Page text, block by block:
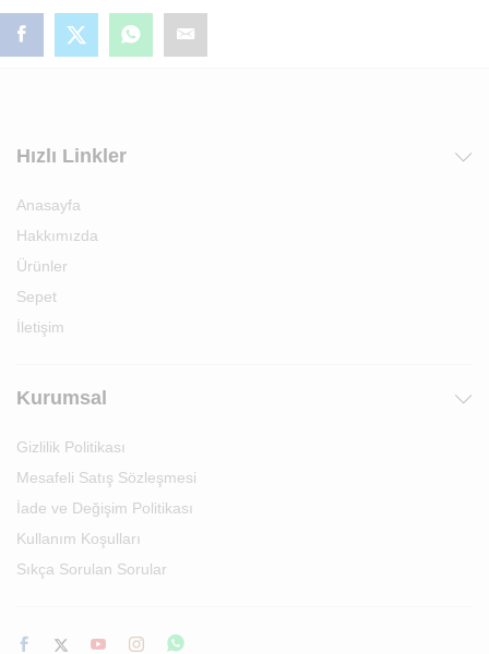
Pervane(1514200100)
adet
Hızlı Linkler
Anasayfa
Hakkımızda
Ürünler
Sepet
İletişim
Kurumsal
Gizlilik Politikası
Mesafeli Satış Sözleşmesi
İade ve Değişim Politikası
Kullanım Koşulları
Sıkça Sorulan Sorular